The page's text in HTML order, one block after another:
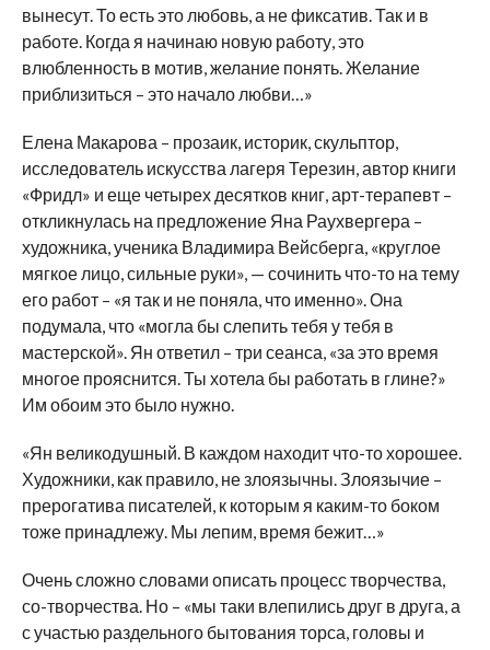
вынесут. То есть это любовь, а не фиксатив. Так и в
работе. Когда я начинаю новую работу, это
влюбленность в мотив, желание понять. Желание
приблизиться – это начало любви…»
Елена Макарова – прозаик, историк, скульптор,
исследователь искусства лагеря Терезин, автор книги
«Фридл» и еще четырех десятков книг, арт-терапевт –
откликнулась на предложение Яна Раухвергера –
художника, ученика Владимира Вейсберга, «круглое
мягкое лицо, сильные руки», — сочинить что-то на тему
его работ – «я так и не поняла, что именно». Она
подумала, что «могла бы слепить тебя у тебя в
мастерской». Ян ответил – три сеанса, «за это время
многое прояснится. Ты хотела бы работать в глине?»
Им обоим это было нужно.
«Ян великодушный. В каждом находит что-то хорошее.
Художники, как правило, не злоязычны. Злоязычие –
прерогатива писателей, к которым я каким-то боком
тоже принадлежу. Мы лепим, время бежит…»
Очень сложно словами описать процесс творчества,
со-творчества. Но – «мы таки влепились друг в друга, а
с участью раздельного бытования торса, головы и